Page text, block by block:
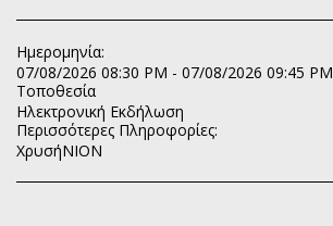
Ημερομηνία:
07/08/2026 08:30 PM - 07/08/2026 09:45 PM
Τοποθεσία
Ηλεκτρονική Εκδήλωση
Περισσότερες Πληροφορίες:
ΧρυσήΝΙΟΝ